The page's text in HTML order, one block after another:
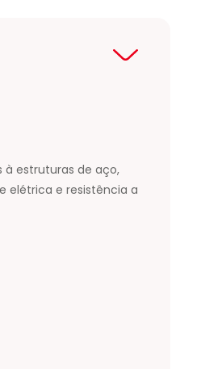
estruturas de aço,
elétrica e resistência a